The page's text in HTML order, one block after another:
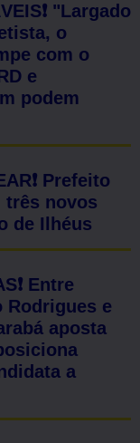
"Largado
o
com o
e
podem
Prefeito
três novos
de Ilhéus
Entre
Rodrigues e
aposta
a